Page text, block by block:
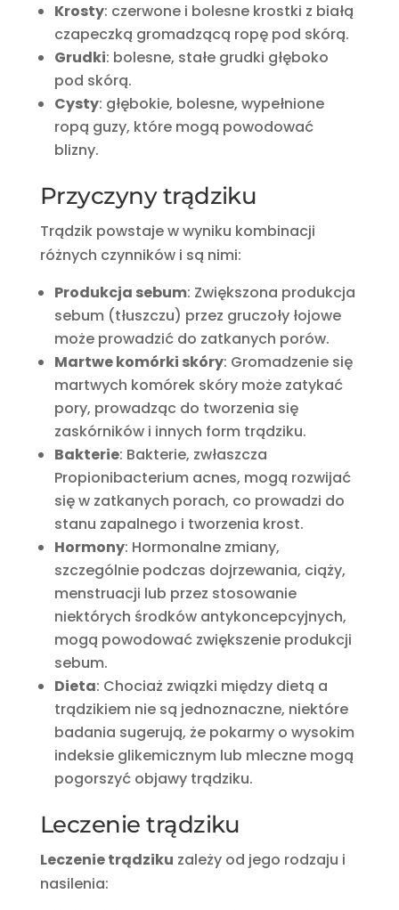
Krosty: czerwone i bolesne krostki z białą
czapeczką gromadzącą ropę pod skórą.
Grudki: bolesne, stałe grudki głęboko
pod skórą.
Cysty: głębokie, bolesne, wypełnione
ropą guzy, które mogą powodować
blizny.
Przyczyny trądziku
Trądzik powstaje w wyniku kombinacji
różnych czynników i są nimi:
Produkcja sebum: Zwiększona produkcja
sebum (tłuszczu) przez gruczoły łojowe
może prowadzić do zatkanych porów.
Martwe komórki skóry: Gromadzenie się
martwych komórek skóry może zatykać
pory, prowadząc do tworzenia się
zaskórników i innych form trądziku.
Bakterie: Bakterie, zwłaszcza
Propionibacterium acnes, mogą rozwijać
się w zatkanych porach, co prowadzi do
stanu zapalnego i tworzenia krost.
Hormony: Hormonalne zmiany,
szczególnie podczas dojrzewania, ciąży,
menstruacji lub przez stosowanie
niektórych środków antykoncepcyjnych,
mogą powodować zwiększenie produkcji
sebum.
Dieta: Chociaż związki między dietą a
trądzikiem nie są jednoznaczne, niektóre
badania sugerują, że pokarmy o wysokim
indeksie glikemicznym lub mleczne mogą
pogorszyć objawy trądziku.
Leczenie trądziku
Leczenie trądziku zależy od jego rodzaju i
nasilenia: